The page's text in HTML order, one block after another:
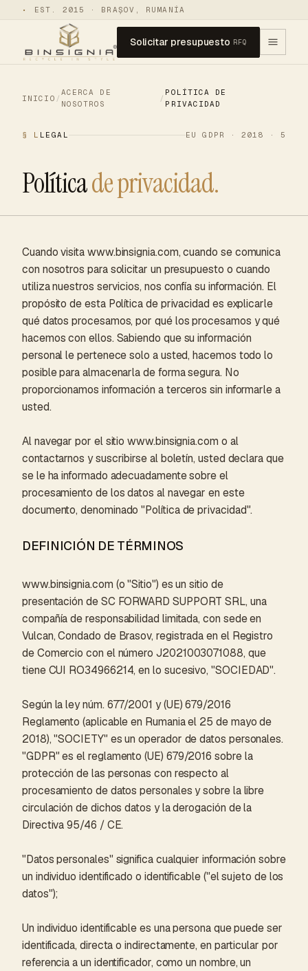
• EST. 2015 · BRAȘOV, RUMANÍA
Solicitar presupuesto RFQ
INICIO /
ACERCA DE
NOSOTROS
/
POLÍTICA DE
PRIVACIDAD
§ L LEGAL EU GDPR · 2018 · 5
Políticade privacidad.
Cuando visita www.binsignia.com, cuando se comunica
con nosotros para solicitar un presupuesto o cuando
utiliza nuestros servicios, nos confía su información. El
propósito de esta Política de privacidad es explicarle
qué datos procesamos, por qué los procesamos y qué
hacemos con ellos. Sabiendo que su información
personal le pertenece solo a usted, hacemos todo lo
posible para almacenarla de forma segura. No
proporcionamos información a terceros sin informarle a
usted.
Al navegar por el sitio www.binsignia.com o al
contactarnos y suscribirse al boletín, usted declara que
se le ha informado adecuadamente sobre el
procesamiento de los datos al navegar en este
documento, denominado "Política de privacidad".
DEFINICIÓN DE TÉRMINOS
www.binsignia.com (o "Sitio") es un sitio de
presentación de SC FORWARD SUPPORT SRL, una
compañía de responsabilidad limitada, con sede en
Vulcan, Condado de Brasov, registrada en el Registro
de Comercio con el número J2021003071088, que
tiene CUI RO34966214, en lo sucesivo, "SOCIEDAD".
Según la ley núm. 677/2001 y (UE) 679/2016
Reglamento (aplicable en Rumania el 25 de mayo de
2018), "SOCIETY" es un operador de datos personales.
"GDPR" es el reglamento (UE) 679/2016 sobre la
protección de las personas con respecto al
procesamiento de datos personales y sobre la libre
circulación de dichos datos y la derogación de la
Directiva 95/46 / CE.
"Datos personales" significa cualquier información sobre
un individuo identificado o identificable ("el sujeto de los
datos");
Un individuo identificable es una persona que puede ser
identificada, directa o indirectamente, en particular por
referencia a un identificador, como un nombre, un